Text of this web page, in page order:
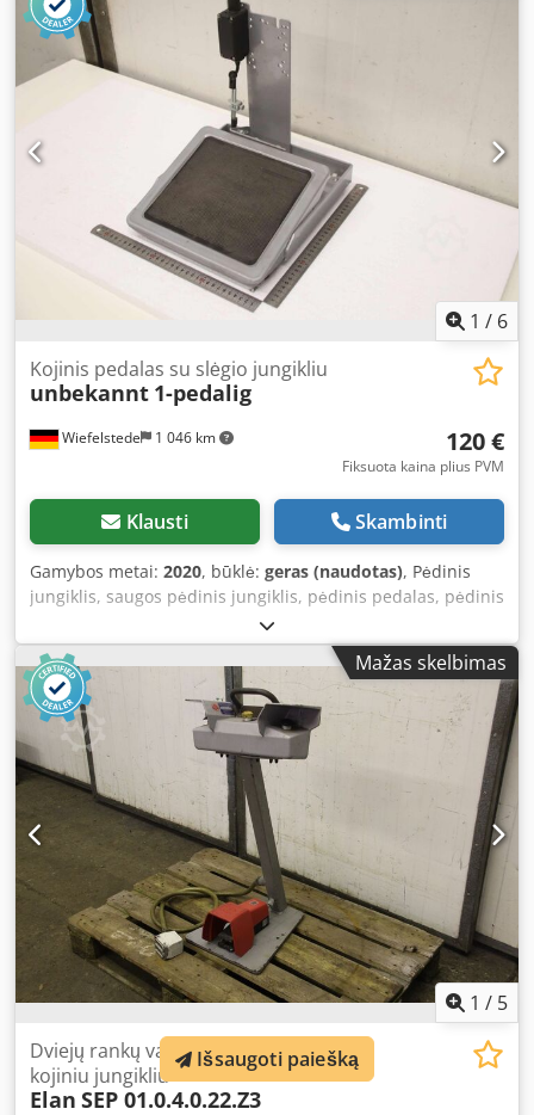
1 / 6
Wiefelstede 1 046 km
Kojinis pedalas su slėgio jungikliu
unbekannt 1-pedalig
120 €
Fiksuota kaina plius PVM
Klausti Skambinti
Gamybos metai: 2020, būklė: geras (naudotas), Pėdinis
jungiklis, saugos pėdinis jungiklis, pėdinis pedalas, pėdinis
reguliatorius, nuotolinio valdymo pėdinis įrenginys,
pedalinis reguliatorius, pedalinis jungiklis – Pėdinis
pedalas: su slėgio jungikliu – Slėgio jungiklis: tipas
ZE55131, Nr. 63.015 – Kiekis: yra 5 pėdiniai pedalai – Kaina:
už vienetą – Matmenys: 310/280/H330 mm Csdox R S A
Eepfx Akwsrf – Svoris: 3,9 kg
Mažas skelbimas
1 / 5
Dviejų rankų valdymo skydelis su
kojiniu jungikliu
Elan SEP 01.0.4.0.22.Z3
Išsaugoti paiešką